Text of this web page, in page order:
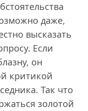
даже,
высказать
Если
он
критикой
Так что
золотой